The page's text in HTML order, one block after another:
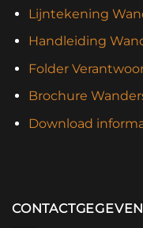
Lijntekening
Handleiding
Folder
Brochure
Download